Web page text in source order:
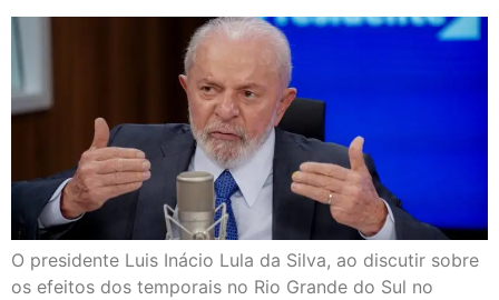
O presidente Luis Inácio Lula da Silva, ao discutir sobre
os efeitos dos temporais no Rio Grande do Sul no